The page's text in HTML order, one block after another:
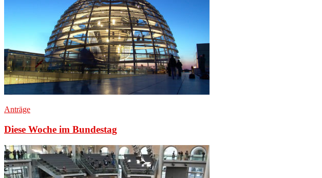
Anträge
Diese Woche im Bundestag